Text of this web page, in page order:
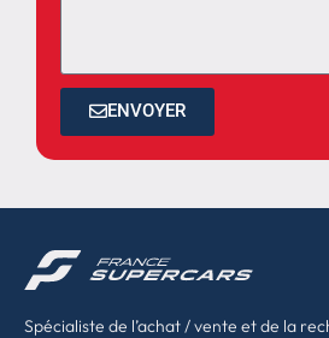
ENVOYER
Spécialiste de l’achat / vente et de la